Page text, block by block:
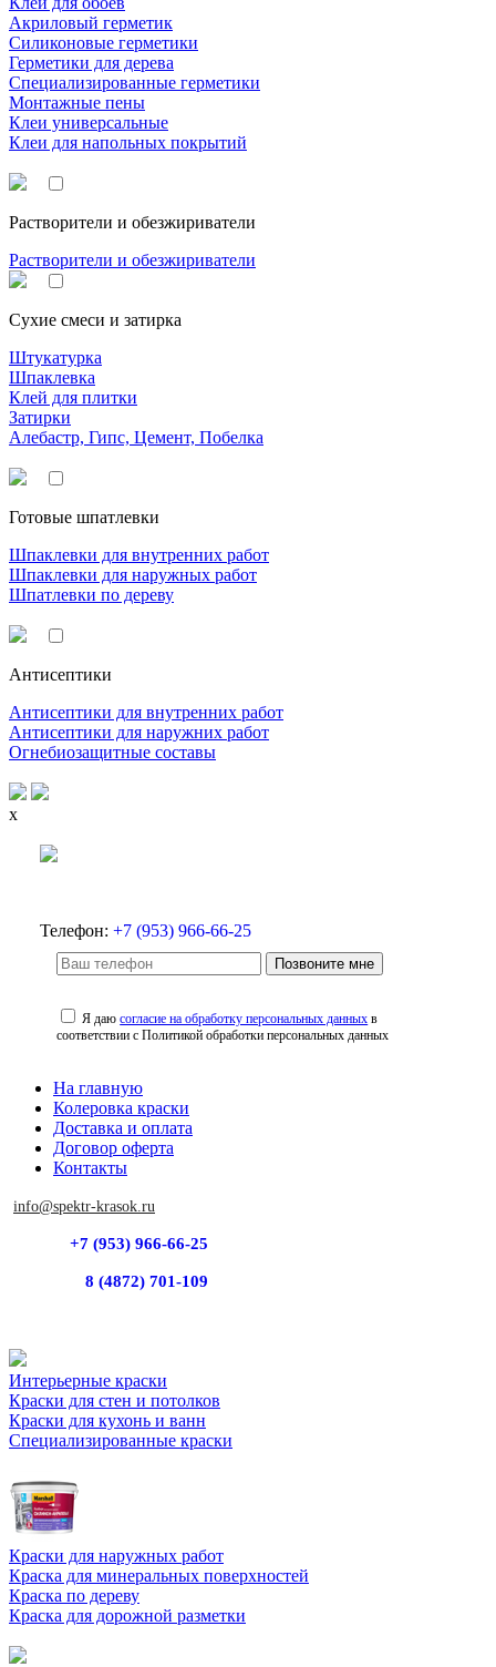
Акриловый герметик
Силиконовые герметики
Герметики для дерева
Специализированные герметики
Монтажные пены
Клеи универсальные
Клеи для напольных покрытий
Растворители и обезжириватели
Растворители и обезжириватели
Сухие смеси и затирка
Штукатурка
Шпаклевка
Клей для плитки
Затирки
Алебастр, Гипс, Цемент, Побелка
Готовые шпатлевки
Шпаклевки для внутренних работ
Шпаклевки для наружных работ
Шпатлевки по дереву
Антисептики
Антисептики для внутренних работ
Антисептики для наружних работ
Огнебиозащитные составы
x
Телефон: +7 (953) 966-66-25
Позвоните мне
Я даюсогласие на обработку персональных данных в
соответствии с Политикой обработки персональных данных
На главную
Колеровка краски
Доставка и оплата
Договор оферта
Контакты
info@spektr-krasok.ru
+7 (953) 966-66-25
8 (4872) 701-109
Интерьерные краски
Краски для стен и потолков
Краски для кухонь и ванн
Специализированные краски
Краски для наружных работ
Краска для минеральных поверхностей
Краска по дереву
Краска для дорожной разметки